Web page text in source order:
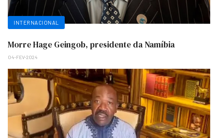
INTERNACIONAL
Morre Hage Geingob, presidente da Namíbia
04-FEV-2024